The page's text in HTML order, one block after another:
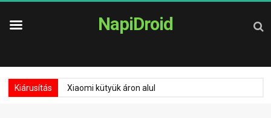
NapiDroid
Kiárusítás Xiaomi kütyük áron alul